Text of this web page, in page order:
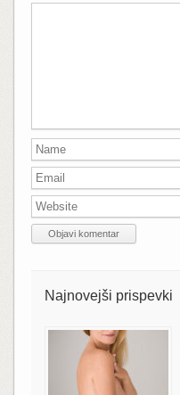
Najnovejši prispevki